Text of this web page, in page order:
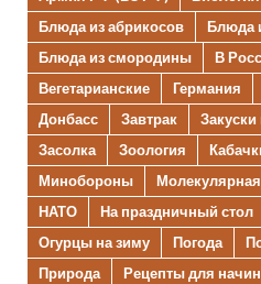
Блюда из абрикосов
Блюда
Блюда из смородины
В
Вегетарианские
Германия
Донбасс
Завтрак
Засолка
Зоология
Минобороны
НАТО
На праздничный стол
Огурцы на зиму
Погода
Природа
Рецепты для